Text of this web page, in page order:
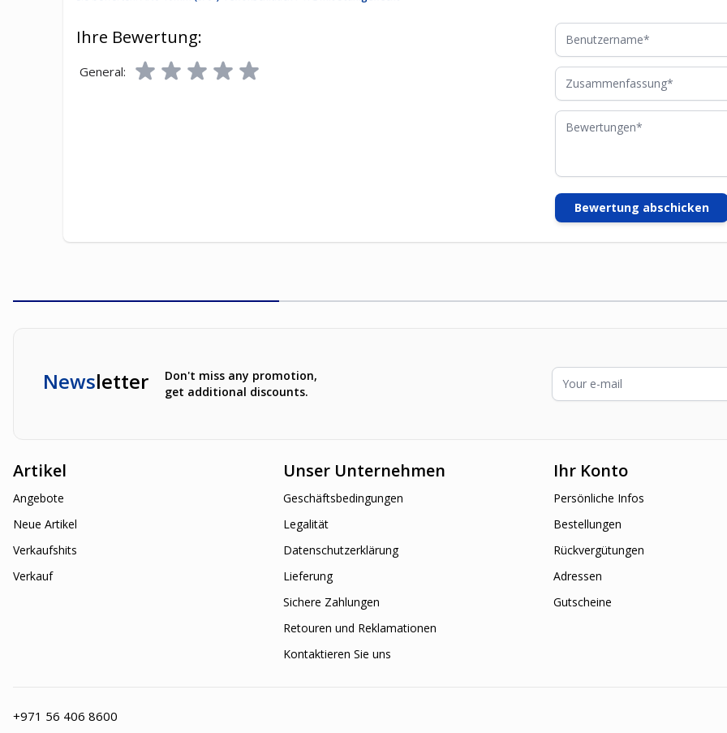
Ihre Bewertung:
General:
Benutzername
Zusammenfassung
Bewertungen
Bewertung abschicken
Newsletter
Don't miss any promotion,
get additional discounts.
E-Mailadresse
Artikel
Angebote
Neue Artikel
Verkaufshits
Verkauf
Unser Unternehmen
Geschäftsbedingungen
Legalität
Datenschutzerklärung
Lieferung
Sichere Zahlungen
Retouren und Reklamationen
Kontaktieren Sie uns
Ihr Konto
Persönliche Infos
Bestellungen
Rückvergütungen
Adressen
Gutscheine
+971 56 406 8600